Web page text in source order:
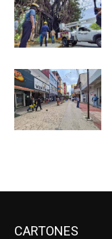
CARTONES